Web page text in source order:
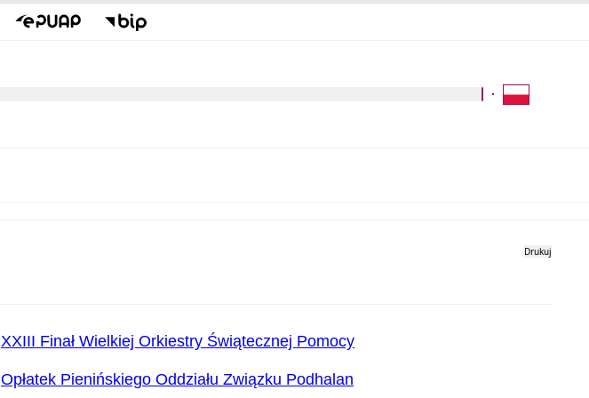
Kliknij aby wyszukać za
Drukuj
XXIII Finał Wielkiej Orkiestry Świątecznej Pomocy
Opłatek Pienińskiego Oddziału Związku Podhalan